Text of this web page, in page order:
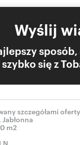
Wyślij
szybko się z